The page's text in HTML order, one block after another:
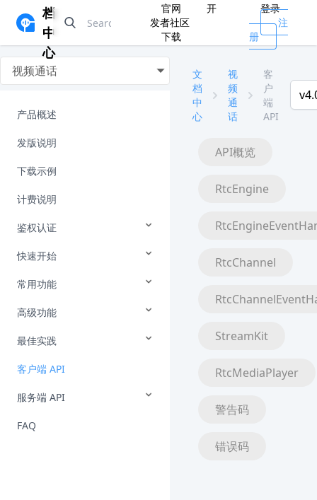
档
中
心
官网
开
发者社区
下载
登录
注
册
视频通话
产品概述
发版说明
下载示例
计费说明
鉴权认证
快速开始
常用功能
高级功能
最佳实践
客户端 API
服务端 API
FAQ
文
档
中
心
视
频
通
话
客
户
端
API
API概览
RtcEngine
RtcChannel
StreamKit
RtcMediaPlayer
警告码
错误码